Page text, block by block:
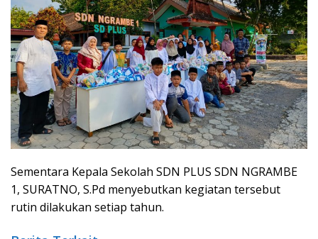
Sementara Kepala Sekolah SDN PLUS SDN NGRAMBE
1, SURATNO, S.Pd menyebutkan kegiatan tersebut
rutin dilakukan setiap tahun.